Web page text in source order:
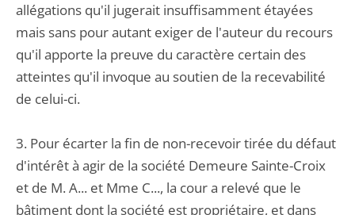
allégations qu'il jugerait insuffisamment étayées
mais sans pour autant exiger de l'auteur du recours
qu'il apporte la preuve du caractère certain des
atteintes qu'il invoque au soutien de la recevabilité
de celui-ci.
3. Pour écarter la fin de non-recevoir tirée du défaut
d'intérêt à agir de la société Demeure Sainte-Croix
et de M. A... et Mme C..., la cour a relevé que le
bâtiment dont la société est propriétaire, et dans